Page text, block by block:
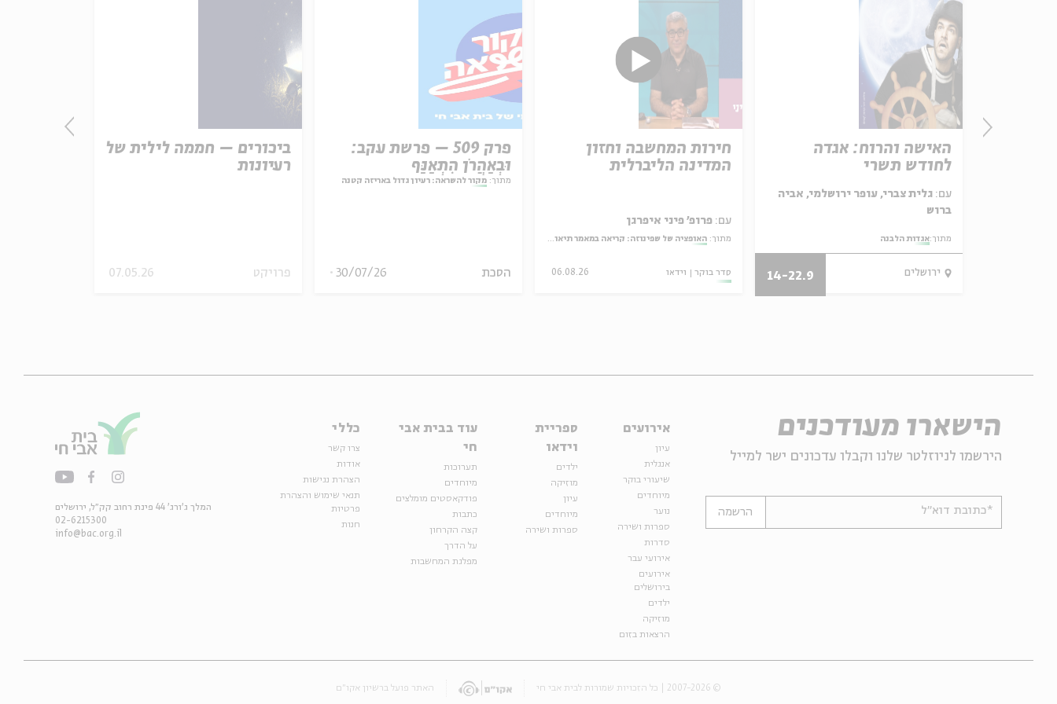
ביכורים – חממה לילית של
רעיונות
פרויקט 07.05.26
פרק 509 – פרשת עקב:
וּבְאַהֲרֹן הִתְאַנַּף
מתוך: מקור להשראה: רעיון גדול באריזה קטנה
הסכת 30/07/26
חירות המחשבה וחזון
המדינה הליברלית
עם: פרופ' פיני איפרגן
מתוך: האופציה של שפינוזה: קריאה במאמר תיאולוגי־מדיני
סדר בוקר וידאו 06.08.26
האישה והרוח: אגדה
לחודש תשרי
עם: גלית צברי, עופר ירושלמי, אביה
ברוש
מתוך:אגדות הלבנה
ירושלים 14-22.9
הישארו מעודכנים
הירשמו לניוזלטר שלנו וקבלו עדכונים ישר למייל
*כתובת דוא"ל הרשמה
אירועים
עיון
אנגלית
שיעורי בוקר
מיוחדים
נוער
ספרות ושירה
סדרות
אירועי עבר
אירועים
בירושלים
ילדים
מוזיקה
הרצאות בזום
ספריית
וידאו
ילדים
מוזיקה
עיון
מיוחדים
ספרות ושירה
עוד בבית אבי
חי
תערוכות
מיוחדים
פודקאסטים מומלצים
כתבות
קצה הקרחון
על הדרך
מפלגת המחשבות
כללי
צרו קשר
אודות
הצהרת נגישות
תנאי שימוש והצהרת
פרטיות
חנות
המלך ג'ורג' 44 פינת רחוב קק״ל, ירושלים
info@bac.org.il
02-6215300
© 2007-2026 | כל הזכויות שמורות לבית אבי חי האתר פועל ברשיון אקו״ם